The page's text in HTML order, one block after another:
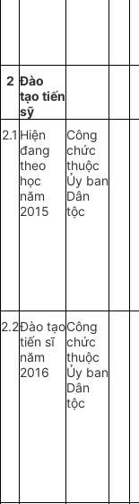
2 Đào
tạo tiến
sỹ
2.1 Hiện
đang
theo
học
năm
2015
Công
chức
thuộc
Ủy ban
Dân
tộc
2.2Đào tạo
tiến sĩ
năm
2016
Công
chức
thuộc
Ủy ban
Dân
tộc